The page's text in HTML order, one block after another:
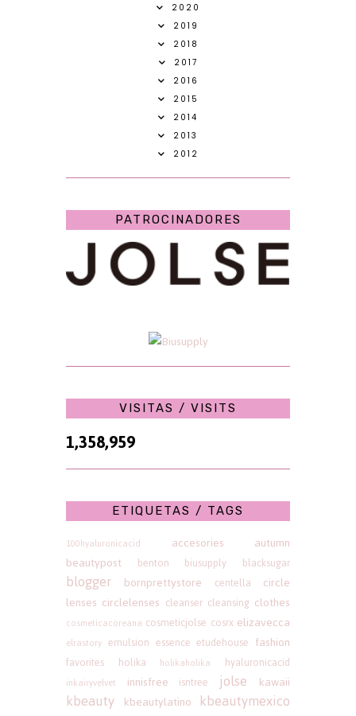
2020
2019
2018
2017
2016
2015
2014
2013
2012
PATROCINADORES
VISITAS / VISITS
1,358,959
ETIQUETAS / TAGS
100hyaluronicacid accesories
autumn
beautypost
benton biusupply blacksugar
blogger bornprettystore centella
circle
lenses circlelenses cleanser cleansing clothes
cosmeticacoreana cosmeticjolse cosrx elizavecca
elrastory emulsion essence etudehouse fashion
favorites holika holikaholika hyaluronicacid
inkairyvelvet innisfree isntree jolse kawaii
kbeauty kbeautylatino kbeautymexico